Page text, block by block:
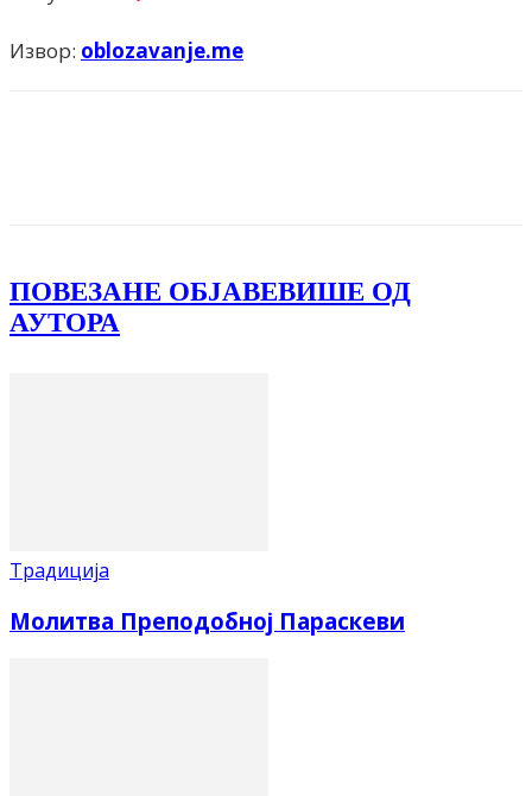
Извор: oblozavanje.me
ПОВЕЗАНЕ ОБЈАВЕВИШЕ ОД
АУТОРА
Традиција
Молитва Преподобној Параскеви